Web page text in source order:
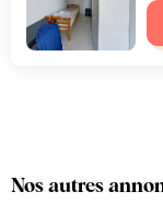
Nos autres